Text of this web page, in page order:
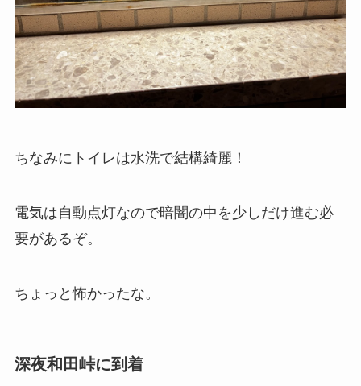
ちなみにトイレは水洗で結構綺麗！
電気は自動点灯なので暗闇の中を少しだけ進む必
要があるぞ。
ちょっと怖かったな。
深夜和田峠に到着